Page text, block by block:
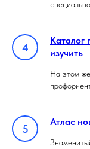
Каталог
изучить
На этом
Атлас